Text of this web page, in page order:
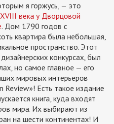
я горжусь, — это
века у Дворцовой
. Дом 1790 годов с
квартира была небольшая,
пространство. Этот
конкурсах, был
но самое главное — его
мировых интерьеров
Есть такое издание
книга, куда входят
мира. Их выбирают из
на шести континентах! И